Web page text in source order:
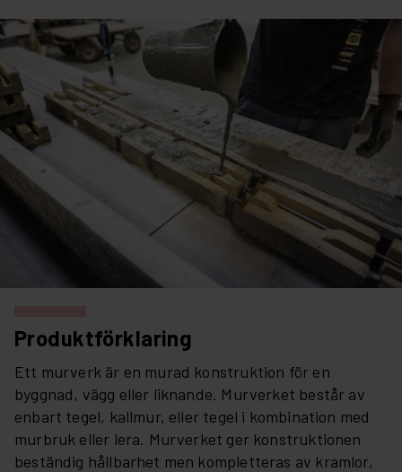
Produktförklaring
Ett murverk är en murad konstruktion för en
byggnad, vägg eller liknande. Murverket består av
enbart tegel, kallmur, eller tegel i kombination med
murbruk eller lera. Murverket ger konstruktionen
beständig hållbarhet men kompletteras av kramlor,